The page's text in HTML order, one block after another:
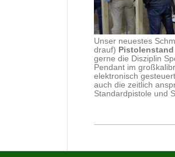
Unser neuestes
drauf) Pistolenstand
gerne die Disziplin
Pendant im
elektronisch
auch die zeitlich
Standardpistole und